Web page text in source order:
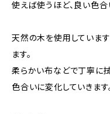
使えば使うほど、良い色合
天然の木を使用していま
ます。
柔らかい布などで丁寧に
色合いに変化していきます